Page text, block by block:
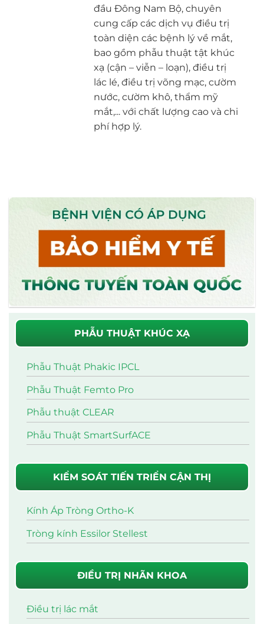
đầu Đông Nam Bộ, chuyên
cung cấp các dịch vụ điều trị
toàn diện các bệnh lý về mắt,
bao gồm phẫu thuật tật khúc
xạ (cận – viễn – loạn), điều trị
lác lé, điều trị võng mạc, cườm
nước, cườm khô, thẩm mỹ
mắt,... với chất lượng cao và chi
phí hợp lý.
PHẪU THUẬT KHÚC XẠ
Phẫu Thuật Phakic IPCL
Phẫu Thuật Femto Pro
Phẫu thuật CLEAR
Phẫu Thuật SmartSurfACE
KIỂM SOÁT TIẾN TRIỂN CẬN THỊ
Kính Áp Tròng Ortho-K
Tròng kính Essilor Stellest
ĐIỀU TRỊ NHÃN KHOA
Điều trị lác mắt